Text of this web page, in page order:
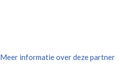
Meer informatie over deze partner